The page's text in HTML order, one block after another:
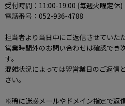
受付時間：11:00-19:00 (毎週火曜定休)
電話番号：052-936-4788
担当者より当日中にご返信させていた
営業時間外のお問い合わせは確認でき
す。
混雑状況によっては翌営業日のご返信
さい。
※稀に迷惑メールやドメイン指定で返